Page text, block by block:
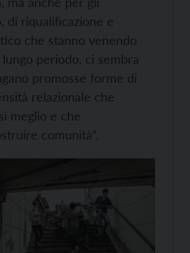
di riqualificazione e
che stanno venendo
periodo, ci sembra
promosse forme di
relazionale che
meglio e che
comunità”.